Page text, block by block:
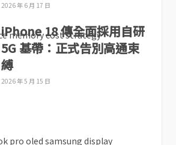
2026 年 6 月 17 日
iPhone 18 傳全面採用自研
5G 基帶：正式告別高通束
縛
2026 年 5 月 15 日